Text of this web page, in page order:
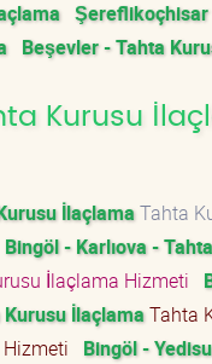
Şereflikoçhisar
Beşevler - Tahta
Kurusu
İlaçlamaTahta
Bingöl - Karlıova -
İlaçlama Hizmeti
Kurusu İlaçlamaTahta
Bingöl -